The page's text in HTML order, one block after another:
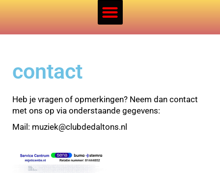
contact
Heb je vragen of opmerkingen? Neem dan contact
met ons op via onderstaande gegevens:
Mail: muziek@clubdedaltons.nl